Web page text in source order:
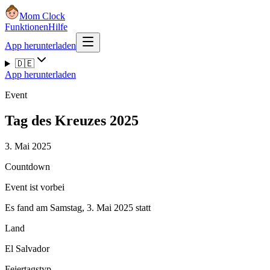
Mom Clock
FunktionenHilfe
App herunterladen
🇩🇪
App herunterladen
Event
Tag des Kreuzes 2025
3. Mai 2025
Countdown
Event ist vorbei
Es fand am Samstag, 3. Mai 2025 statt
Land
El Salvador